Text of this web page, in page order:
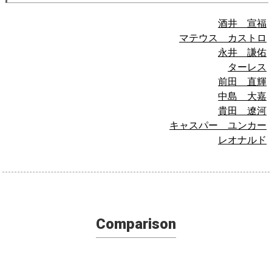
酒井 宣福
マテウス カストロ
永井 謙佑
ターレス
前田 直輝
中島 大嘉
貴田 遼河
キャスパー ユンカー
レオナルド
Comparison